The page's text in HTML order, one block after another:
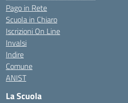
Pago in Rete
Scuola in Chiaro
Iscrizioni On Line
Invalsi
Indire
Comune
ANIST
La Scuola